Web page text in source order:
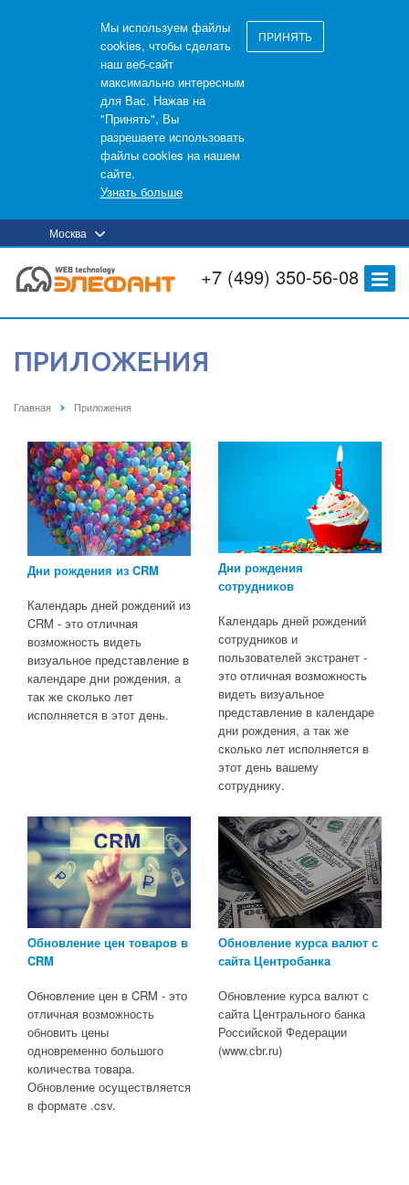
Мы используем файлы
cookies, чтобы сделать
наш веб-сайт
максимально интересным
для Вас. Нажав на
"Принять", Вы
разрешаете использовать
файлы cookies на нашем
сайте.
Узнать больше
ПРИНЯТЬ
Москва
+7 (499) 350-56-08
ПРИЛОЖЕНИЯ
Главная Приложения
Дни рождения из CRM
Календарь дней рождений из
CRM - это отличная
возможность видеть
визуальное представление в
календаре дни рождения, а
так же сколько лет
исполняется в этот день.
Дни рождения
сотрудников
Календарь дней рождений
сотрудников и
пользователей экстранет -
это отличная возможность
видеть визуальное
представление в календаре
дни рождения, а так же
сколько лет исполняется в
этот день вашему
сотруднику.
Обновление цен товаров в
CRM
Обновление цен в CRM - это
отличная возможность
обновить цены
одновременно большого
количества товара.
Обновление осуществляется
в формате .csv.
Обновление курса валют с
сайта Центробанка
Обновление курса валют с
сайта Центрального банка
Российской Федерации
(www.cbr.ru)